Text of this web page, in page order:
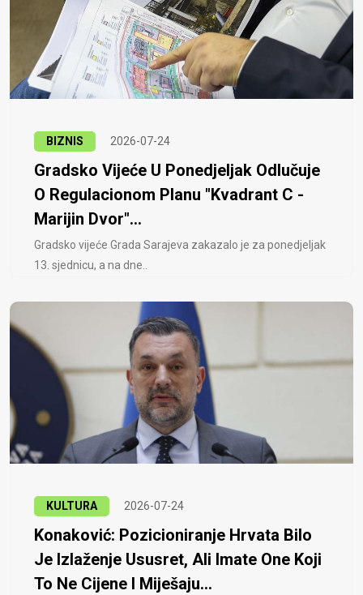
BIZNIS 2026-07-24
Gradsko Vijeće U Ponedjeljak Odlučuje
O Regulacionom Planu "Kvadrant C -
Marijin Dvor"...
Gradsko vijeće Grada Sarajeva zakazalo je za ponedjeljak
13. sjednicu, a na dne..
KULTURA 2026-07-24
Konaković: Pozicioniranje Hrvata Bilo
Je Izlaženje Ususret, Ali Imate One Koji
To Ne Cijene I Miješaju...